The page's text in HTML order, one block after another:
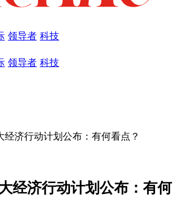
领导者 科技
领导者 科技
经济行动计划公布：有何看点？
经济行动计划公布：有何